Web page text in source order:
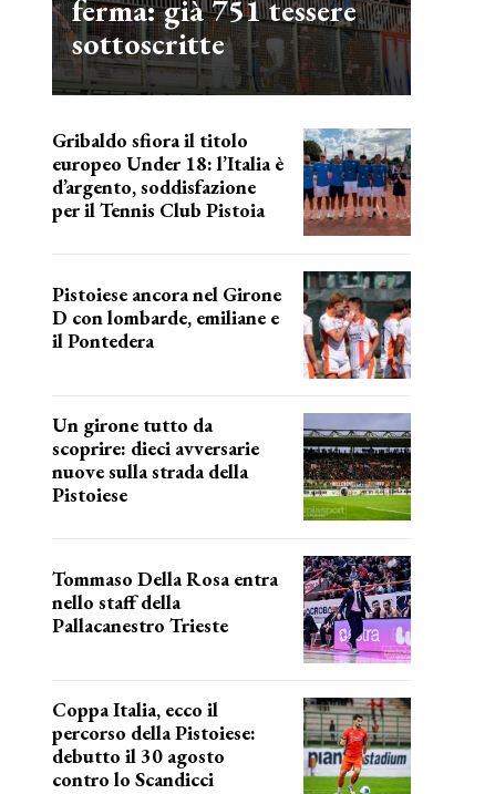
ferma: già 751 tessere
sottoscritte
Gribaldo sfiora il titolo
europeo Under 18: l’Italia è
d’argento, soddisfazione
per il Tennis Club Pistoia
Pistoiese ancora nel Girone
D con lombarde, emiliane e
il Pontedera
Un girone tutto da
scoprire: dieci avversarie
nuove sulla strada della
Pistoiese
Tommaso Della Rosa entra
nello staff della
Pallacanestro Trieste
Coppa Italia, ecco il
percorso della Pistoiese:
debutto il 30 agosto
contro lo Scandicci